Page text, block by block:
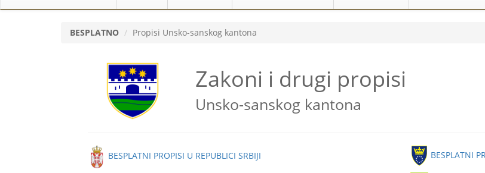
BESPLATNO Propisi Unsko-sanskog kantona
Zakoni i drugi propisi
Unsko-sanskog kantona
BESPLATNI PROPISI U REPUBLICI SRBIJI BESPLATNI